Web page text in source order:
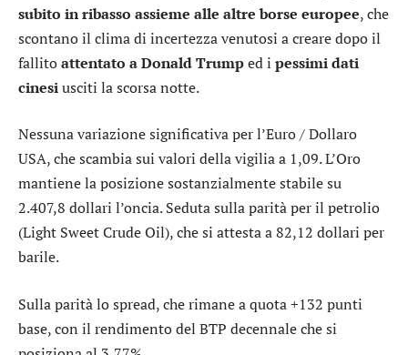
subito in ribasso assieme alle altre borse europee, che
scontano il clima di incertezza venutosi a creare dopo il
fallitoattentato a Donald Trumped i pessimi dati
cinesiusciti la scorsa notte.
Nessuna variazione significativa per l’Euro / Dollaro
USA, che scambia sui valori della vigilia a 1,09. L’Oro
mantiene la posizione sostanzialmente stabile su
2.407,8 dollari l’oncia. Seduta sulla parità per il petrolio
(Light Sweet Crude Oil), che si attesta a 82,12 dollari per
barile.
Sulla parità lospread, che rimane a quota +132 punti
base, con il rendimento del BTP decennale che si